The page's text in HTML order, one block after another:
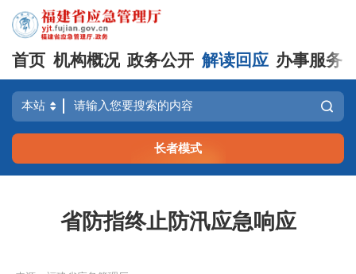
首页 机构概况 政务公开 解读回应 办事服务
长者模式
省防指终止防汛应急响应